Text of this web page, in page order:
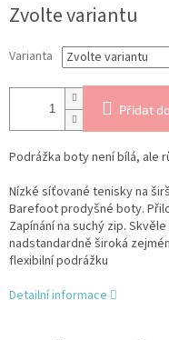
cena:
Zvolte variantu
Varianta
Přidat
Podrážka boty není bílá, ale
Nízké síťované tenisky na
Barefoot prodyšné boty.
Zapínání na suchý zip.
nadstandardně široká
flexibilní podrážku
Detailní informace